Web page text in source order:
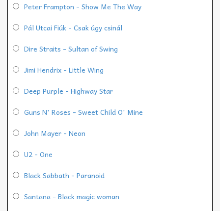
Peter Frampton - Show Me The Way
Pál Utcai Fiúk - Csak úgy csinál
Dire Straits - Sultan of Swing
Jimi Hendrix - Little Wing
Deep Purple - Highway Star
Guns N' Roses - Sweet Child O' Mine
John Mayer - Neon
U2 - One
Black Sabbath - Paranoid
Santana - Black magic woman